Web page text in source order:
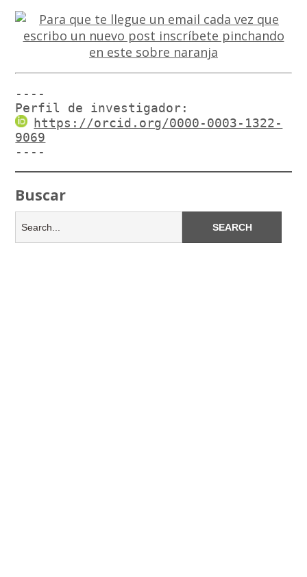
----
Perfil de investigador:
https://orcid.org/0000-0003-1322-
9069
----
Buscar